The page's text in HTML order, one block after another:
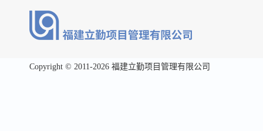
Copyright © 2011-2026 福建立勤项目管理有限公司